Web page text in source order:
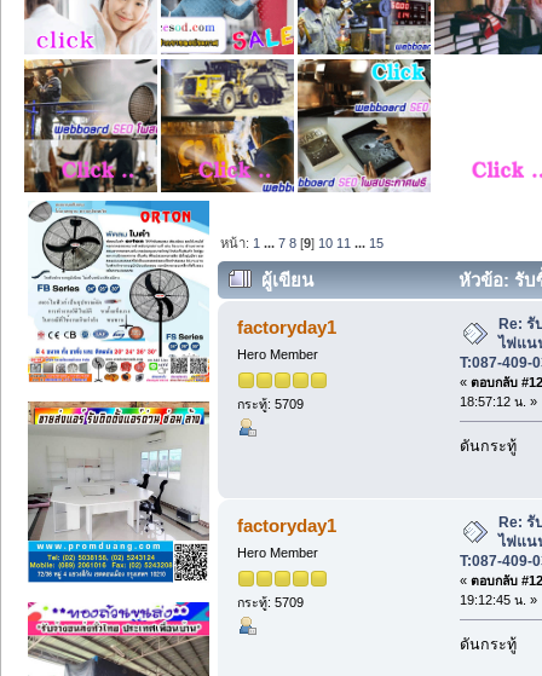
หน้า: 1 ...7 8 [9] 10 11 ... 15
ผู้เขียน
หัวข้อ: รั
T:087-409-0333. (อ่าน 18290 ครั้ง)
factoryday1
Hero Member
กระทู้: 5709
Re: รั
ไฟแน
T:087-409-
« ตอบกลับ
18:57:12 น. »
ดันกระทู้
factoryday1
Hero Member
กระทู้: 5709
Re: รั
ไฟแน
T:087-409-
« ตอบกลับ
19:12:45 น. »
ดันกระทู้